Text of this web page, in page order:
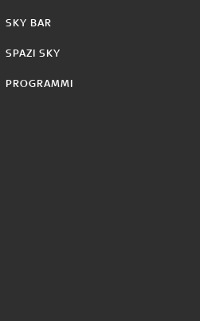
SKY BAR
SPAZI SKY
PROGRAMMI